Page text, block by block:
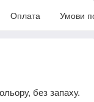
Оплата Умови
без запаху.